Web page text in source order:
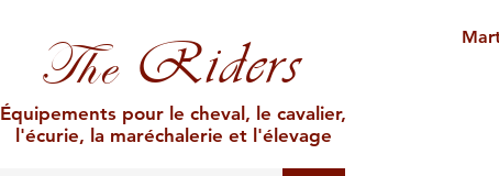
TheRiders
Équipements pour le cheval, le cavalier,
l'écurie, la maréchalerie et l'élevage